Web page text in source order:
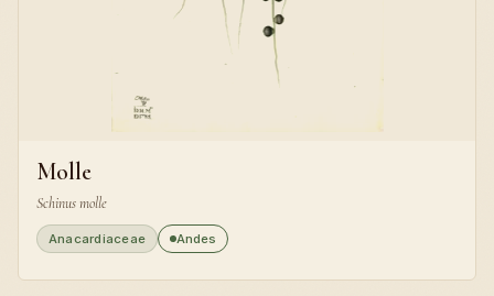
Molle
Schinus molle
Anacardiaceae Andes